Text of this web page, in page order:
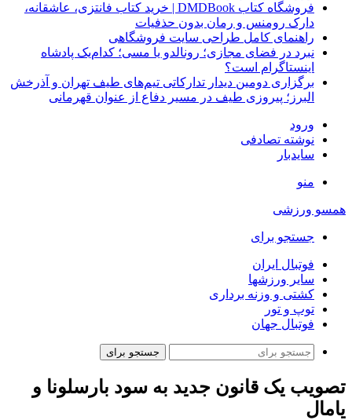
فروشگاه کتاب DMDBook | خرید کتاب فانتزی، عاشقانه،
دارک رومنس و رمان بدون حذفیات
راهنمای کامل طراحی سایت فروشگاهی
نبرد در فضای مجازی؛ رونالدو یا مسی؛ کدام‌یک پادشاه
اینستاگرام است؟
برگزاری دومین دیدار تدارکاتی تیم‌های طیف تهران و آذرخش
البرز؛ پیروزی طیف در مسیر دفاع از عنوان قهرمانی
ورود
نوشته تصادفی
سایدبار
منو
همسو ورزشی
جستجو برای
فوتبال ایران
سایر ورزشها
کشتی و وزنه برداری
توپ و تور
فوتبال جهان
جستجو برای
تصویب یک قانون جدید به سود بارسلونا و
یامال